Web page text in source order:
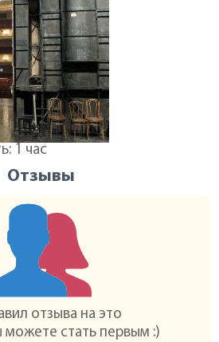
1 час
Отзывы
отзыва на это
можете стать первым :)